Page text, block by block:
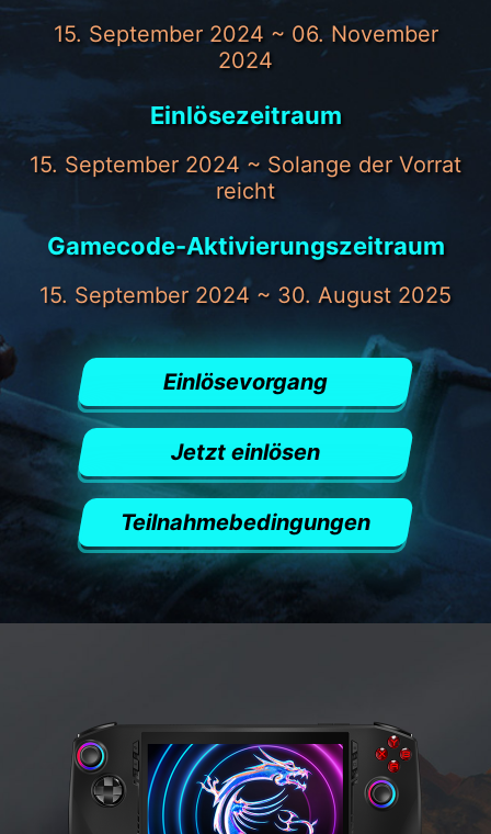
15. September 2024 ~ 06. November
2024
Einlösezeitraum
15. September 2024 ~ Solange der Vorrat
reicht
Gamecode-Aktivierungszeitraum
15. September 2024 ~ 30. August 2025
Einlösevorgang
Jetzt einlösen
Teilnahmebedingungen